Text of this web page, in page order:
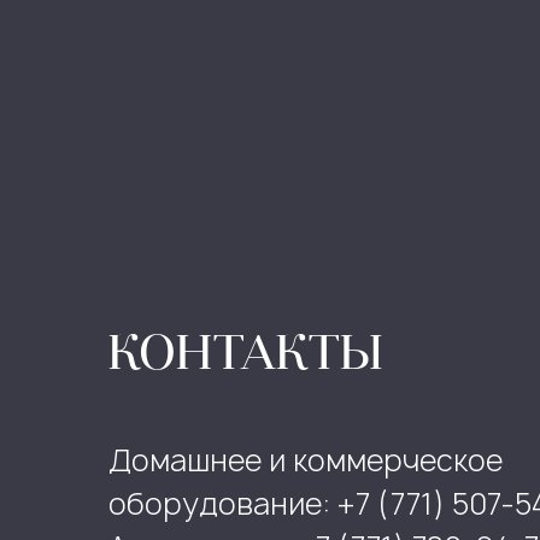
КОНТАКТЫ
Домашнее и коммерческое
оборудование: +7 (771) 507-